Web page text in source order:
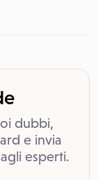
dubbi,
e invia
esperti.